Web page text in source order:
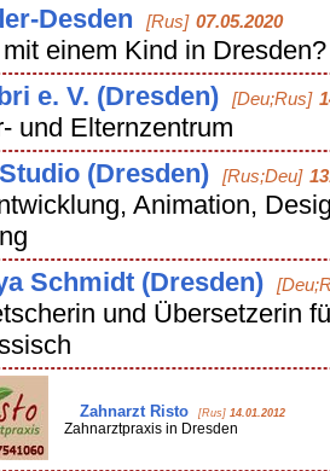
Desden [Rus] 07.05.2020
einem Kind in Dresden?
e. V. (Dresden)
[Deu;Rus]
und Elternzentrum
(Dresden)
[Rus;Deu]
Animation,
Schmidt (Dresden)
und Übersetzerin
Zahnarzt Risto [Rus] 14.01.2012
Zahnarztpraxis in Dresden